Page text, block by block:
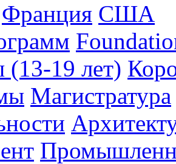
Франция США
(13-19 лет)
Магистратура